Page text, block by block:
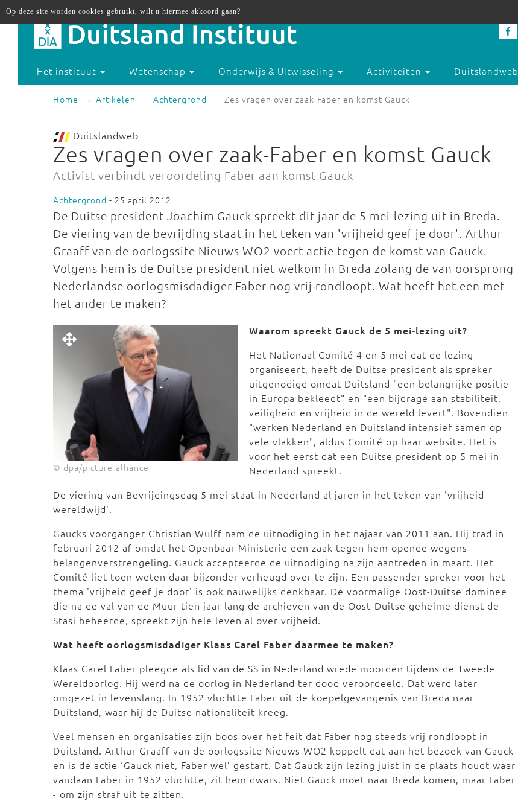
Het instituut Wetenschap Onderwijs & Uitwisseling Activiteiten Duitslandweb
Home Artikelen Achtergrond Zes vragen over zaak-Faber en komst Gauck
Duitslandweb
Zes vragen over zaak-Faber en komst Gauck
Activist verbindt veroordeling Faber aan komst Gauck
Achtergrond - 25 april 2012
De Duitse president Joachim Gauck spreekt dit jaar de 5 mei-lezing uit in Breda.
De viering van de bevrijding staat in het teken van 'vrijheid geef je door'. Arthur
Graaff van de oorlogssite Nieuws WO2 voert actie tegen de komst van Gauck.
Volgens hem is de Duitse president niet welkom in Breda zolang de van oorsprong
Nederlandse oorlogsmisdadiger Faber nog vrij rondloopt. Wat heeft het een met
het ander te maken?
© dpa/picture-alliance
Waarom spreekt Gauck de 5 mei-lezing uit?
Het Nationaal Comité 4 en 5 mei dat de lezing
organiseert, heeft de Duitse president als spreker
uitgenodigd omdat Duitsland "een belangrijke positie
in Europa bekleedt" en "een bijdrage aan stabiliteit,
veiligheid en vrijheid in de wereld levert". Bovendien
"werken Nederland en Duitsland intensief samen op
vele vlakken", aldus Comité op haar website. Het is
voor het eerst dat een Duitse president op 5 mei in
Nederland spreekt.
De viering van Bevrijdingsdag 5 mei staat in Nederland al jaren in het teken van 'vrijheid
wereldwijd'.
Gaucks voorganger Christian Wulff nam de uitnodiging in het najaar van 2011 aan. Hij trad in
februari 2012 af omdat het Openbaar Ministerie een zaak tegen hem opende wegens
belangenverstrengeling. Gauck accepteerde de uitnodiging na zijn aantreden in maart. Het
Comité liet toen weten daar bijzonder verheugd over te zijn. Een passender spreker voor het
thema 'vrijheid geef je door' is ook nauwelijks denkbaar. De voormalige Oost-Duitse dominee
die na de val van de Muur tien jaar lang de archieven van de Oost-Duitse geheime dienst de
Stasi beheerde, spreekt zijn hele leven al over vrijheid.
Wat heeft oorlogsmisdadiger Klaas Carel Faber daarmee te maken?
Klaas Carel Faber pleegde als lid van de SS in Nederland wrede moorden tijdens de Tweede
Wereldoorlog. Hij werd na de oorlog in Nederland ter dood veroordeeld. Dat werd later
omgezet in levenslang. In 1952 vluchtte Faber uit de koepelgevangenis van Breda naar
Duitsland, waar hij de Duitse nationaliteit kreeg.
Veel mensen en organisaties zijn boos over het feit dat Faber nog steeds vrij rondloopt in
Duitsland. Arthur Graaff van de oorlogssite Nieuws WO2 koppelt dat aan het bezoek van Gauck
en is de actie ‘Gauck niet, Faber wel’ gestart. Dat Gauck zijn lezing juist in de plaats houdt waar
vandaan Faber in 1952 vluchtte, zit hem dwars. Niet Gauck moet naar Breda komen, maar Faber
- om zijn straf uit te zitten.
Op deze site worden cookies gebruikt, wilt u hiermee akkoord gaan?